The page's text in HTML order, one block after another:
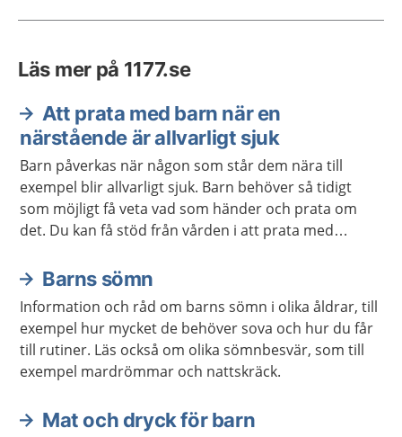
Läs mer på 1177.se
Att prata med barn när en
närstående är allvarligt sjuk
Barn påverkas när någon som står dem nära till
exempel blir allvarligt sjuk. Barn behöver så tidigt
som möjligt få veta vad som händer och prata om
det. Du kan få stöd från vården i att prata med
Barns sömn
Information och råd om barns sömn i olika åldrar, till
exempel hur mycket de behöver sova och hur du får
till rutiner. Läs också om olika sömnbesvär, som till
exempel mardrömmar och nattskräck.
Mat och dryck för barn